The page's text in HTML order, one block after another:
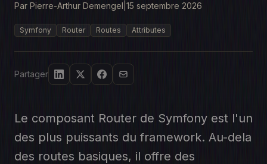
Par Pierre-Arthur Demengel 15 septembre 2026
Symfony Router Routes Attributes
Partager
Le composant Router de Symfony est l'un
des plus puissants du framework. Au-dela
des routes basiques, il offre des